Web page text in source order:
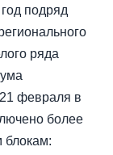
подряд
ряда
21 февраля в
более
блокам: